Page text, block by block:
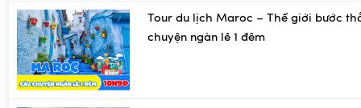
Tour du lịch Maroc – Thế giới bước